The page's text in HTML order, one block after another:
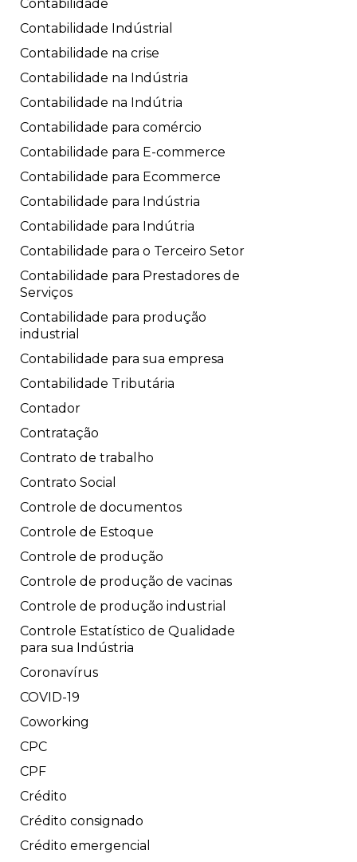
Contabilidade
Contabilidade Indústrial
Contabilidade na crise
Contabilidade na Indústria
Contabilidade na Indútria
Contabilidade para comércio
Contabilidade para E-commerce
Contabilidade para Ecommerce
Contabilidade para Indústria
Contabilidade para Indútria
Contabilidade para o Terceiro Setor
Contabilidade para Prestadores de
Serviços
Contabilidade para produção
industrial
Contabilidade para sua empresa
Contabilidade Tributária
Contador
Contratação
Contrato de trabalho
Contrato Social
Controle de documentos
Controle de Estoque
Controle de produção
Controle de produção de vacinas
Controle de produção industrial
Controle Estatístico de Qualidade
para sua Indústria
Coronavírus
COVID-19
Coworking
CPC
CPF
Crédito
Crédito consignado
Crédito emergencial